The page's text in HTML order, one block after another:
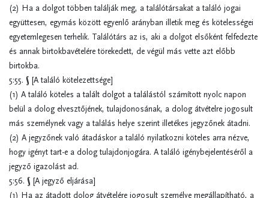
(2) Ha a dolgot többen találják meg, a találótársakat a találó jogai
együttesen, egymás között egyenlő arányban illetik meg és kötelességei
egyetemlegesen terhelik. Találótárs az is, aki a dolgot elsőként felfedezte
és annak birtokbavételére törekedett, de végül más vette azt előbb
birtokba.
5:55. § [A találó kötelezettsége]
(1) A találó köteles a talált dolgot a találástól számított nyolc napon
belül a dolog elvesztőjének, tulajdonosának, a dolog átvételre jogosult
más személynek vagy a találás helye szerint illetékes jegyzőnek átadni.
(2) A jegyzőnek való átadáskor a találó nyilatkozni köteles arra nézve,
hogy igényt tart-e a dolog tulajdonjogára. A találó igénybejelentéséről a
jegyző igazolást ad.
5:56. § [A jegyző eljárása]
(1) Ha az átadott dolog átvételére jogosult személye megállapítható, a